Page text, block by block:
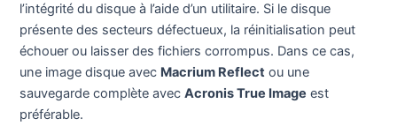
l’intégrité du disque à l’aide d’un utilitaire. Si le disque
présente des secteurs défectueux, la réinitialisation peut
échouer ou laisser des fichiers corrompus. Dans ce cas,
une image disque avec Macrium Reflect ou une
sauvegarde complète avecAcronis True Image est
préférable.